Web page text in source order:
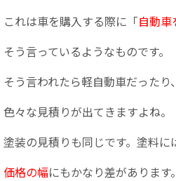
これは車を購入する際に「自動車
そう言っているようなものです。
そう言われたら軽自動車だった
色々な見積りが出てきますよね。
塗装の見積りも同じです。塗料に
価格の幅にもかなり差があります。